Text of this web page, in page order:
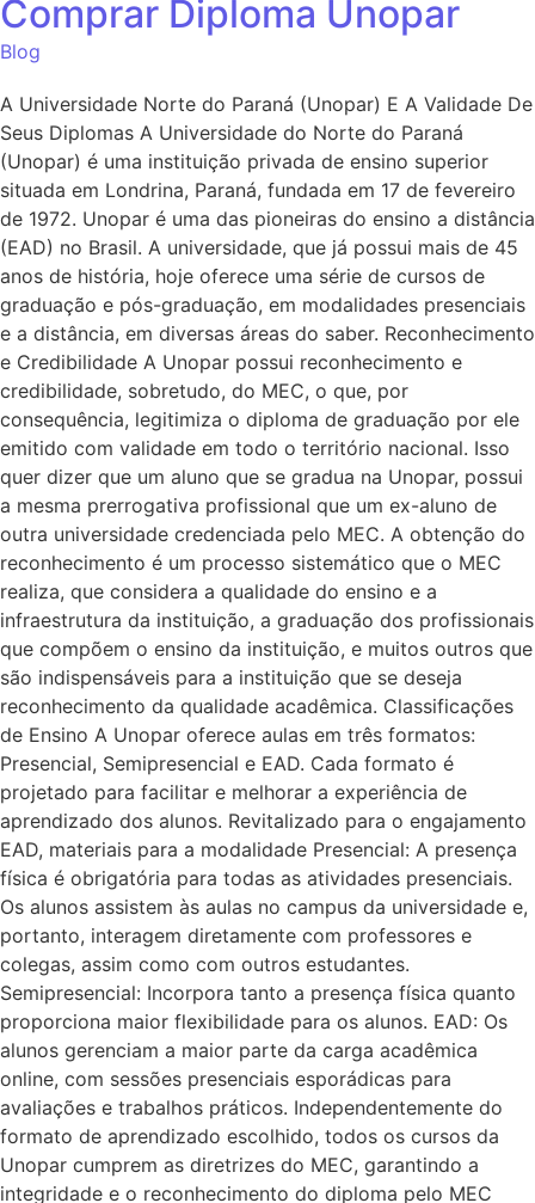
Comprar Diploma Unopar
Blog
A Universidade Norte do Paraná (Unopar) E A Validade De
Seus Diplomas A Universidade do Norte do Paraná
(Unopar) é uma instituição privada de ensino superior
situada em Londrina, Paraná, fundada em 17 de fevereiro
de 1972. Unopar é uma das pioneiras do ensino a distância
(EAD) no Brasil. A universidade, que já possui mais de 45
anos de história, hoje oferece uma série de cursos de
graduação e pós-graduação, em modalidades presenciais
e a distância, em diversas áreas do saber. Reconhecimento
e Credibilidade A Unopar possui reconhecimento e
credibilidade, sobretudo, do MEC, o que, por
consequência, legitimiza o diploma de graduação por ele
emitido com validade em todo o território nacional. Isso
quer dizer que um aluno que se gradua na Unopar, possui
a mesma prerrogativa profissional que um ex-aluno de
outra universidade credenciada pelo MEC. A obtenção do
reconhecimento é um processo sistemático que o MEC
realiza, que considera a qualidade do ensino e a
infraestrutura da instituição, a graduação dos profissionais
que compõem o ensino da instituição, e muitos outros que
são indispensáveis para a instituição que se deseja
reconhecimento da qualidade acadêmica. Classificações
de Ensino A Unopar oferece aulas em três formatos:
Presencial, Semipresencial e EAD. Cada formato é
projetado para facilitar e melhorar a experiência de
aprendizado dos alunos. Revitalizado para o engajamento
EAD, materiais para a modalidade Presencial: A presença
física é obrigatória para todas as atividades presenciais.
Os alunos assistem às aulas no campus da universidade e,
portanto, interagem diretamente com professores e
colegas, assim como com outros estudantes.
Semipresencial: Incorpora tanto a presença física quanto
proporciona maior flexibilidade para os alunos. EAD: Os
alunos gerenciam a maior parte da carga acadêmica
online, com sessões presenciais esporádicas para
avaliações e trabalhos práticos. Independentemente do
formato de aprendizado escolhido, todos os cursos da
Unopar cumprem as diretrizes do MEC, garantindo a
integridade e o reconhecimento do diploma pelo MEC